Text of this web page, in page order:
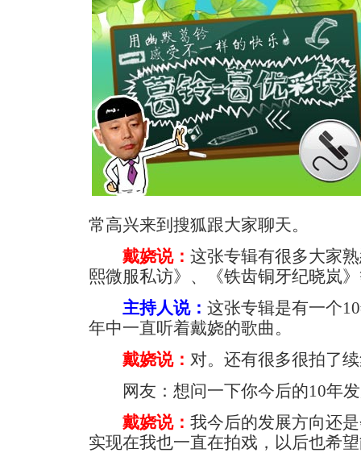
常高兴来到搜狐跟大家聊天。
戴娆说： 这张专辑有很多大家
熙微服私访》、《铁齿铜牙纪晓岚
主持人说： 这张专辑是有一个
年中一直听着戴娆的歌曲。
戴娆说： 对。还有很多很拍了
网友：想问一下你今后的10年发
戴娆说： 我今后的发展方向还
实现在我也一直在拍戏，以后也希